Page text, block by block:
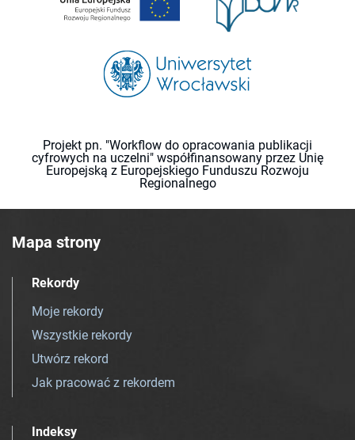
Projekt pn. "Workflow do opracowania publikacji
cyfrowych na uczelni" współfinansowany przez Unię
Europejską z Europejskiego Funduszu Rozwoju
Regionalnego
Mapa strony
Rekordy
Moje rekordy
Wszystkie rekordy
Utwórz rekord
Jak pracować z rekordem
Indeksy